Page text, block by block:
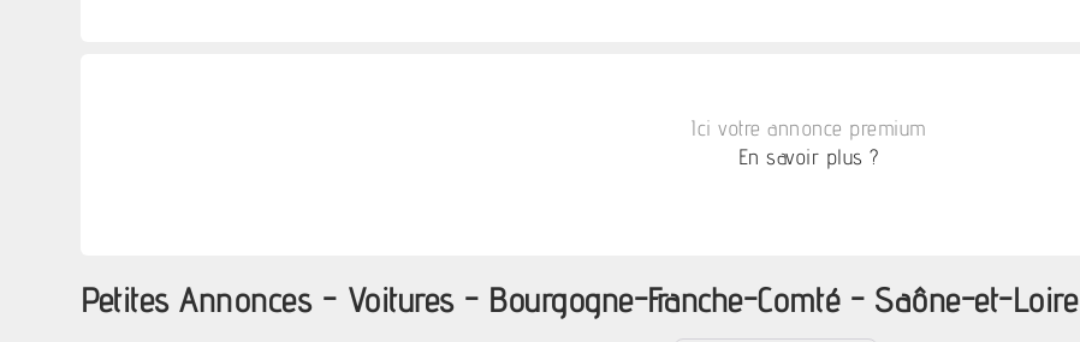
Ici votre annonce premium
En savoir plus ?
Petites Annonces - Voitures - Bourgogne-Franche-Comté - Saône-et-Loire